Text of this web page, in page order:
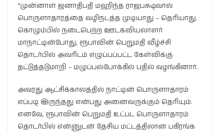
“முன்னாள் ஜனாதிபதி மஹிந்த ராஜபக்ஷவால்
பொருளாதாரத்தை வழிநடத்த முடியாது – தெரியாது.
கொழும்பில் நடைபெற்ற ஊடகவியலாளர்
மாநாட்டின்போது, ரூபாவின் பெறுமதி வீழ்ச்சி
தொடர்பில் அவரிடம் எழுப்பப்பட்ட கேள்விக்கு
தட்டுத்தடுமாறி – மழுப்பல்போக்கில் பதில் வழங்கினார்.
அவரது ஆட்சிக்காலத்தில் நாட்டின் பொருளாதாரம்
எப்படி இருந்தது என்பது அனைவருக்கும் தெரியும்.
எனவே, ரூபாவின் பெறுமதி உட்பட பொருளாதாரம்
தொடர்பில் என்னுடன் தேசிய மட்டத்திலான பகிரங்க